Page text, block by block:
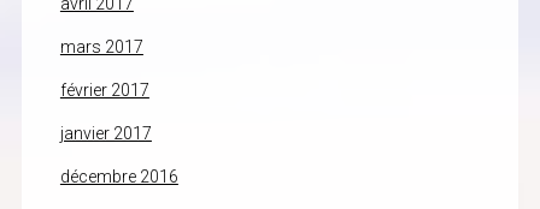
avril 2017
mars 2017
février 2017
janvier 2017
décembre 2016